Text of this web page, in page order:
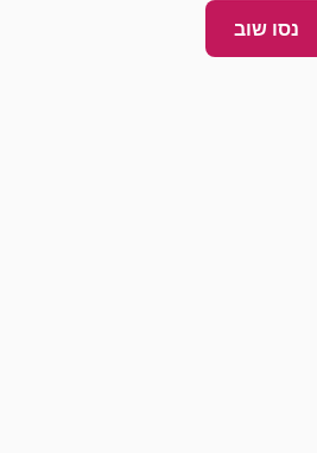
נסו שוב